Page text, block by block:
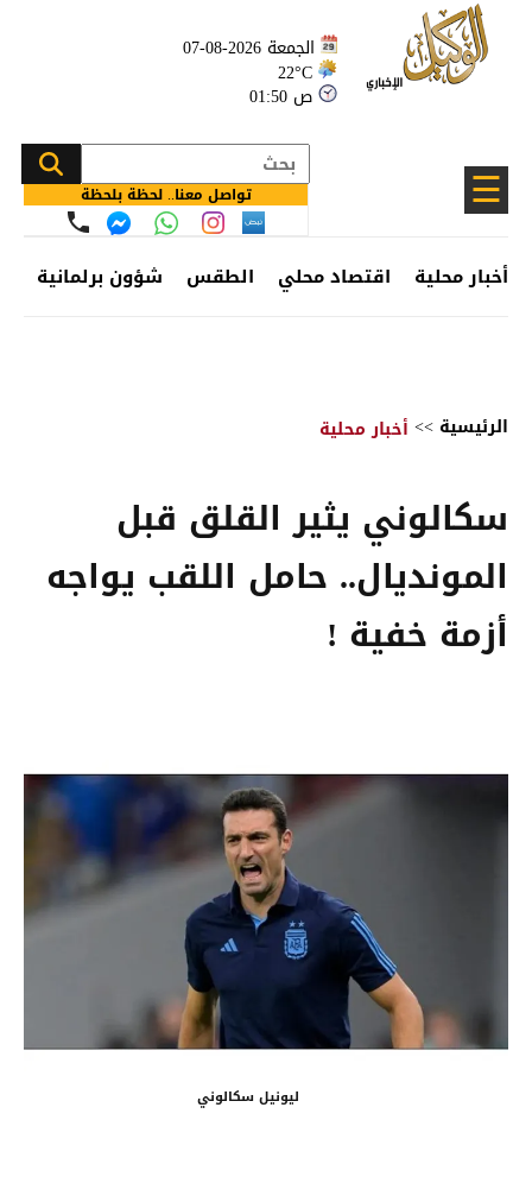
الجمعة 2026-08-07
22°C
01:50 ص
☰ تواصل معنا.. لحظة بلحظة
أخبار محلية اقتصاد محلي الطقس شؤون برلمانية
الرئيسية >> أخبار محلية
سكالوني يثير القلق قبل
المونديال.. حامل اللقب يواجه
أزمة خفية !
ليونيل سكالوني